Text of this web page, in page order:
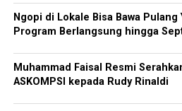
Ngopi di Lokale Bisa Bawa Pulang
Program Berlangsung hingga
Muhammad Faisal Resmi
ASKOMPSI kepada Rudy Rinaldi